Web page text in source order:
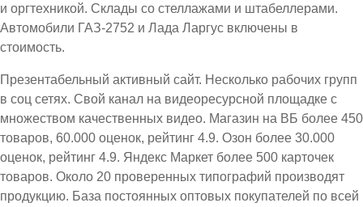
и оргтехникой. Склады со стеллажами и штабеллерами.
Автомобили ГАЗ-2752 и Лада Ларгус включены в
стоимость.
Презентабельный активный сайт. Несколько рабочих групп
в соц сетях. Свой канал на видеоресурсной площадке с
множеством качественных видео. Магазин на ВБ более 450
товаров, 60.000 оценок, рейтинг 4.9. Озон более 30.000
оценок, рейтинг 4.9. Яндекс Маркет более 500 карточек
товаров. Около 20 проверенных типографий производят
продукцию. База постоянных оптовых покупателей по всей